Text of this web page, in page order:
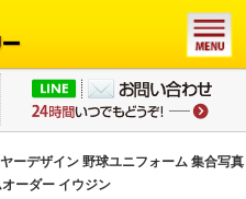
ーデザイン 野球ユニフォーム 集合写真
ーダー イウジン